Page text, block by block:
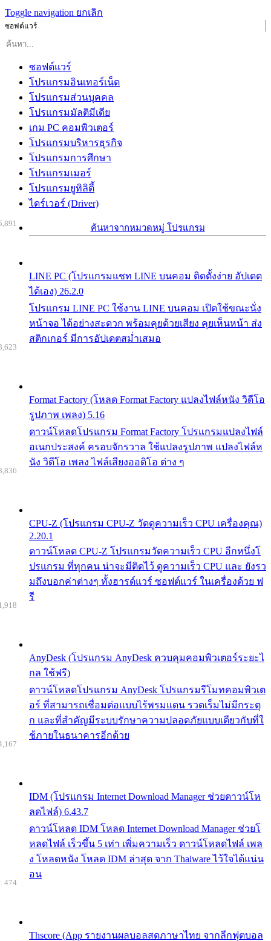
Toggle navigation ยกเลิก
ซอฟต์แวร์
ซอฟต์แวร์
โปรแกรมอินเทอร์เน็ต
โปรแกรมส่วนบุคคล
โปรแกรมมัลติมีเดีย
เกม PC คอมพิวเตอร์
โปรแกรมบริหารธุรกิจ
โปรแกรมการศึกษา
โปรแกรมเมอร์
โปรแกรมยูทิลิตี้
ไดร์เวอร์ (Driver)
ค้นหาจากหมวดหมู่ โปรแกรม
LINE PC (โปรแกรมแชท LINE บนคอม ติดตั้งง่าย อัปเดต
ได้เอง) 26.2.0
โปรแกรม LINE PC ใช้งาน LINE บนคอม เปิดใช้ขณะนั่ง
หน้าจอ ได้อย่างสะดวก พร้อมคุยด้วยเสียง คุยเห็นหน้า ส่ง
สติกเกอร์ มีการอัปเดตสม่ำเสมอ
Format Factory (โหลด Format Factory แปลงไฟล์หนัง วิดีโอ
รูปภาพ เพลง) 5.16
ดาวน์โหลดโปรแกรม Format Factory โปรแกรมแปลงไฟล์
อเนกประสงค์ ครอบจักรวาล ใช้แปลงรูปภาพ แปลงไฟล์ห
นัง วิดีโอ เพลง ไฟล์เสียงออดิโอ ต่าง ๆ
CPU-Z (โปรแกรม CPU-Z วัดดูความเร็ว CPU เครื่องคุณ)
2.20.1
ดาวน์โหลด CPU-Z โปรแกรมวัดความเร็ว CPU อีกหนึ่งโ
ปรแกรม ที่ทุกคน น่าจะมีติดไว้ ดูความเร็ว CPU และ ยังรว
มถึงบอกค่าต่างๆ ทั้งฮารด์แวร์ ซอฟต์แวร์ ในเครื่องด้วย ฟ
รี
AnyDesk (โปรแกรม AnyDesk ควบคุมคอมพิวเตอร์ระยะไ
กล ใช้ฟรี)
ดาวน์โหลดโปรแกรม AnyDesk โปรแกรมรีโมทคอมพิวเต
อร์ ที่สามารถเชื่อมต่อแบบไร้พรมแดน รวดเร็มไม่มีกระตุ
ก และที่สำคัญมีระบบรักษาความปลอดภัยแบบเดียวกับที่ใ
ช้ภายในธนาคารอีกด้วย
IDM (โปรแกรม Internet Download Manager ช่วยดาวน์โห
ลดไฟล์) 6.43.7
ดาวน์โหลด IDM โหลด Internet Download Manager ช่วยโ
หลดไฟล์ เร็วขึ้น 5 เท่า เพิ่มความเร็ว ดาวน์โหลดไฟล์ เพล
ง โหลดหนัง โหลด IDM ล่าสุด จาก Thaiware ไว้ใจได้แน่น
อน
Thscore (App รายงานผลบอลสดภาษาไทย จากลีกฟุตบอล
474